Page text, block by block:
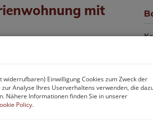
mit
Einwilligung Cookies zum Zweck der
Analyse Ihres Userverhaltens verwenden, die
Nähere Informationen finden Sie in unserer
Policy.